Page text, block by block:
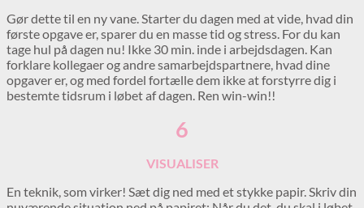
Gør dette til en ny vane. Starter du dagen med at vide, hvad din
første opgave er, sparer du en masse tid og stress. For du kan
tage hul på dagen nu! Ikke 30 min. inde i arbejdsdagen. Kan
forklare kollegaer og andre samarbejdspartnere, hvad dine
opgaver er, og med fordel fortælle dem ikke at forstyrre dig i
bestemte tidsrum i løbet af dagen. Ren win-win!!
6
VISUALISER
En teknik, som virker! Sæt dig ned med et stykke papir. Skriv din